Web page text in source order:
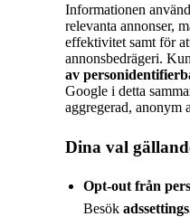
Informationen
relevanta annonser,
effektivitet samt för
annonsbedrägeri.
av
Google i detta
aggregerad, anonym
Dina val
Opt-out från
Besök